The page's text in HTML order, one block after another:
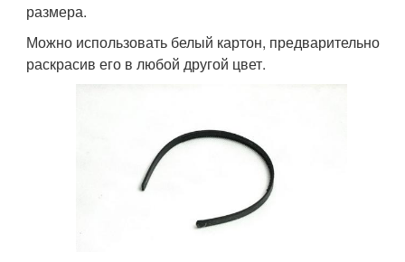
размера.
Можно использовать белый картон, предварительно
раскрасив его в любой другой цвет.